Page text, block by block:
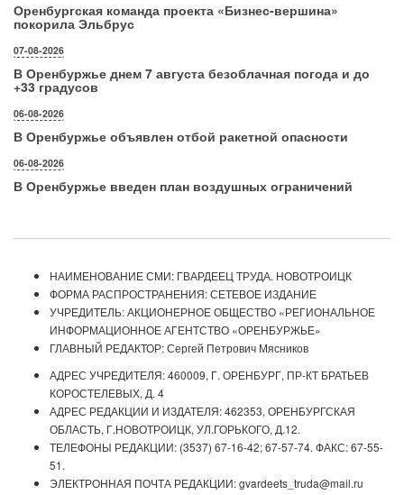
Оренбургская команда проекта «Бизнес‑вершина»
покорила Эльбрус
07-08-2026
В Оренбуржье днем 7 августа безоблачная погода и до
+33 градусов
06-08-2026
В Оренбуржье объявлен отбой ракетной опасности
06-08-2026
В Оренбуржье введен план воздушных ограничений
НАИМЕНОВАНИЕ СМИ: ГВАРДЕЕЦ ТРУДА. НОВОТРОИЦК
ФОРМА РАСПРОСТРАНЕНИЯ: СЕТЕВОЕ ИЗДАНИЕ
УЧРЕДИТЕЛЬ: АКЦИОНЕРНОЕ ОБЩЕСТВО «РЕГИОНАЛЬНОЕ
ИНФОРМАЦИОННОЕ АГЕНТСТВО «ОРЕНБУРЖЬЕ»
ГЛАВНЫЙ РЕДАКТОР: Сергей Петрович Мясников
АДРЕС УЧРЕДИТЕЛЯ: 460009, Г. ОРЕНБУРГ, ПР-КТ БРАТЬЕВ
КОРОСТЕЛЕВЫХ, Д. 4
АДРЕС РЕДАКЦИИ И ИЗДАТЕЛЯ: 462353, ОРЕНБУРГСКАЯ
ОБЛАСТЬ, Г.НОВОТРОИЦК, УЛ.ГОРЬКОГО, Д.12.
ТЕЛЕФОНЫ РЕДАКЦИИ: (3537) 67-16-42; 67-57-74. ФАКС: 67-55-
51.
ЭЛЕКТРОННАЯ ПОЧТА РЕДАКЦИИ: gvardeets_truda@mail.ru